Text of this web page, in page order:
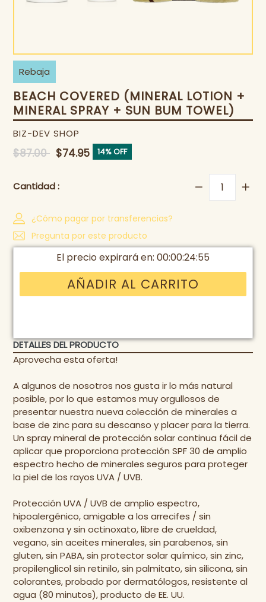
Rebaja
BEACH COVERED (MINERAL LOTION +
MINERAL SPRAY + SUN BUM TOWEL)
BIZ-DEV SHOP
Precio
$87.00 $74.95 14% OFF
Cantidad :
¿Cómo pagar por transferencias?
Pregunta por este producto
El precio expirará en: 00:00:24:55
AÑADIR AL CARRITO
DETALLES DEL PRODUCTO
Aprovecha esta oferta!
A algunos de nosotros nos gusta ir lo más natural
posible, por lo que estamos muy orgullosos de
presentar nuestra nueva colección de minerales a
base de zinc para su descanso y placer para la tierra.
Un spray mineral de protección solar continua fácil de
aplicar que proporciona protección SPF 30 de amplio
espectro hecho de minerales seguros para proteger
la piel de los rayos UVA / UVB.
Protección UVA / UVB de amplio espectro,
hipoalergénico, amigable a los arrecifes / sin
oxibenzona y sin octinoxato, libre de crueldad,
vegano, sin aceites minerales, sin parabenos, sin
gluten, sin PABA, sin protector solar químico, sin zinc,
propilenglicol sin retinilo, sin palmitato, sin silicona, sin
colorantes, probado por dermatólogos, resistente al
agua (80 minutos), producto de EE. UU.